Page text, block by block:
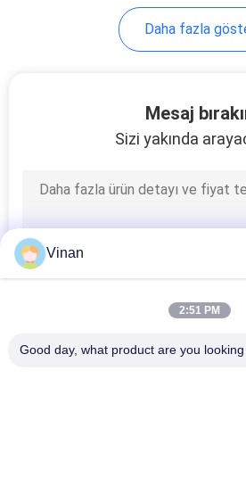
Daha fazla
Mesaj
Sizi yakında
Vinan
2:51 PM
Good day, what product are you